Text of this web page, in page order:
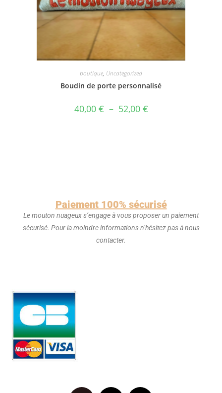
boutique, Uncategorized
Boudin de porte personnalisé
40,00 € – 52,00 €
Paiement 100% sécurisé
Le mouton nuageux s’engage à vous proposer un paiement
sécurisé. Pour la moindre informations n’hésitez pas à nous
contacter.